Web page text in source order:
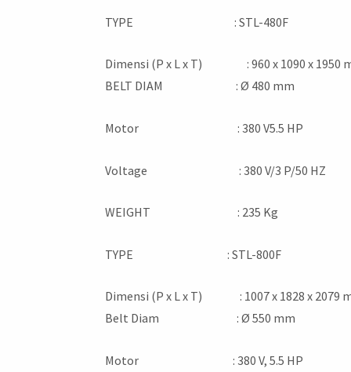
TYPE : STL-480F
Dimensi (P x L x T) : 960 x 1090 x 1950
BELT DIAM : Ø 480 mm
Motor : 380 V5.5 HP
Voltage : 380 V/3 P/50 HZ
WEIGHT : 235 Kg
TYPE : STL-800F
Dimensi (P x L x T) : 1007 x 1828 x 2079
Belt Diam : Ø 550 mm
Motor : 380 V, 5.5 HP